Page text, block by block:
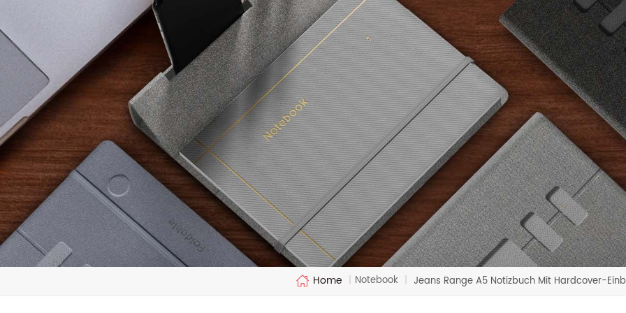
Home | Notebook | Jeans Range A5 Notizbuch Mit Hardcover-